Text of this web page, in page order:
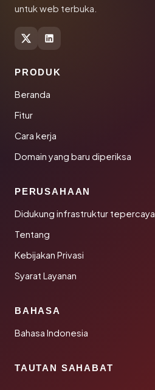
untuk web terbuka.
PRODUK
Beranda
Fitur
Cara kerja
Domain yang baru diperiksa
PERUSAHAAN
Didukung infrastruktur tepercaya
Tentang
Kebijakan Privasi
Syarat Layanan
BAHASA
Bahasa Indonesia
TAUTAN SAHABAT